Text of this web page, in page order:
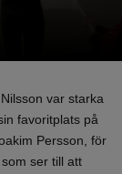
var starka
favoritplats på
Persson, för
ser till att